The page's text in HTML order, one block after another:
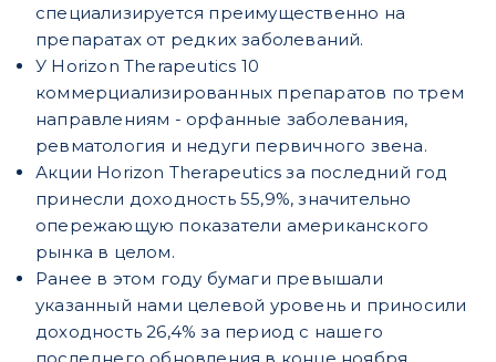
специализируется преимущественно на
препаратах от редких заболеваний.
У Horizon Therapeutics 10
коммерциализированных препаратов по трем
направлениям - орфанные заболевания,
ревматология и недуги первичного звена.
Акции Horizon Therapeutics за последний год
принесли доходность 55,9%, значительно
опережающую показатели американского
рынка в целом.
Ранее в этом году бумаги превышали
указанный нами целевой уровень и приносили
доходность 26,4% за период с нашего